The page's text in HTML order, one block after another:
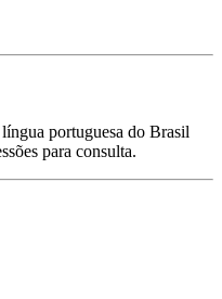
portuguesa do Brasil
para consulta.